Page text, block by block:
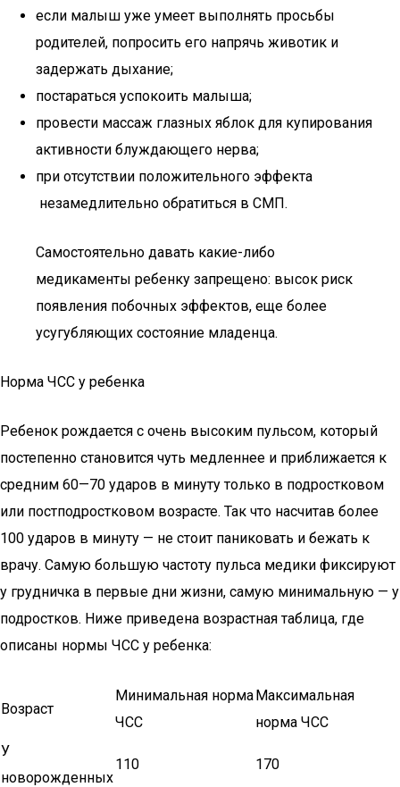
если малыш уже умеет выполнять просьбы
родителей, попросить его напрячь животик и
задержать дыхание;
постараться успокоить малыша;
провести массаж глазных яблок для купирования
активности блуждающего нерва;
при отсутствии положительного эффекта
незамедлительно обратиться в СМП.
Самостоятельно давать какие-либо
медикаменты ребенку запрещено: высок риск
появления побочных эффектов, еще более
усугубляющих состояние младенца.
Норма ЧСС у ребенка
Ребенок рождается с очень высоким пульсом, который
постепенно становится чуть медленнее и приближается к
средним 60—70 ударов в минуту только в подростковом
или постподростковом возрасте. Так что насчитав более
100 ударов в минуту — не стоит паниковать и бежать к
врачу. Самую большую частоту пульса медики фиксируют
у грудничка в первые дни жизни, самую минимальную — у
подростков. Ниже приведена возрастная таблица, где
описаны нормы ЧСС у ребенка:
Возраст
Минимальная норма
ЧСС
Максимальная
норма ЧСС
У
новорожденных
110 170